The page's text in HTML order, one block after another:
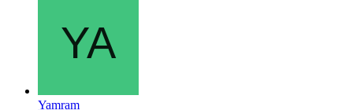
Yamram